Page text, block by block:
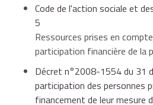
fixe le montant. Cette
personne protégée.
Si la mesure a été confiée à un
la protection des majeurs, la
participer au financement en
Code de l'action sociale et
5
Ressources prises en
participation financière de la
Décret n°2008-1554 du 31
participation des personnes
financement de leur mesure